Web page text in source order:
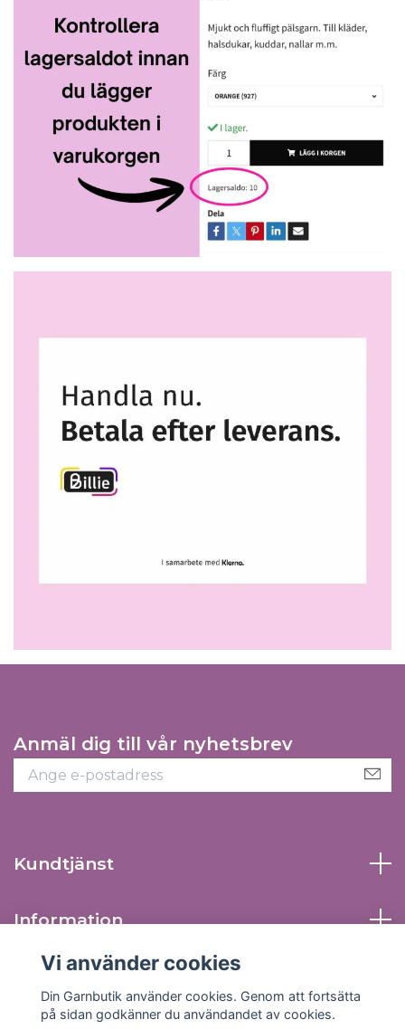
Anmäl dig till vår nyhetsbrev
Kundtjänst
Information
Sociala medier
Vi använder cookies
Din Garnbutik använder cookies. Genom att fortsätta
på sidan godkänner du användandet av cookies.